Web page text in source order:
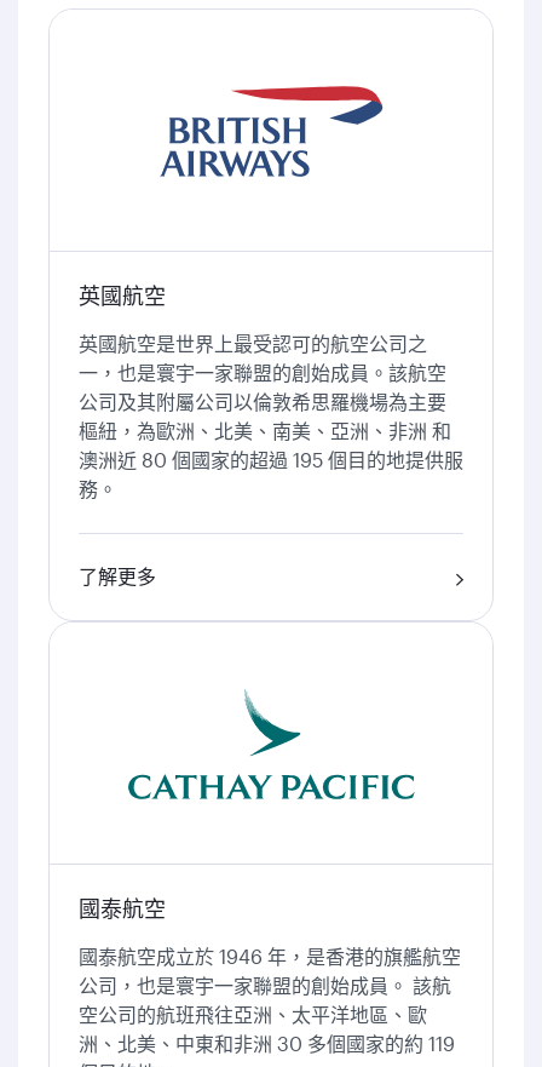
英國航空
英國航空是世界上最受認可的航空公司之
一，也是寰宇一家聯盟的創始成員。該航空
公司及其附屬公司以倫敦希思羅機場為主要
樞紐，為歐洲、北美、南美、亞洲、非洲 和
澳洲近 80 個國家的超過 195 個目的地提供服
務。
了解更多
國泰航空
國泰航空成立於 1946 年，是香港的旗艦航空
公司，也是寰宇一家聯盟的創始成員。 該航
空公司的航班飛往亞洲、太平洋地區、歐
洲、北美、中東和非洲 30 多個國家的約 119